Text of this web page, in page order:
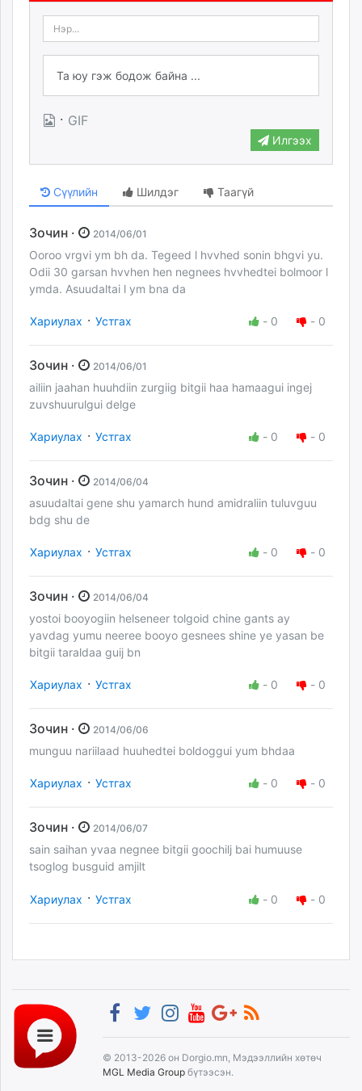
· GIF
Илгээх
Сүүлийн Шилдэг Таагүй
Зочин · 2014/06/01
Ooroo vrgvi ym bh da. Tegeed l hvvhed sonin bhgvi yu.
Odii 30 garsan hvvhen hen negnees hvvhedtei bolmoor l
ymda. Asuudaltai l ym bna da
Хариулах · Устгах - 0 - 0
Зочин · 2014/06/01
ailiin jaahan huuhdiin zurgiig bitgii haa hamaagui ingej
zuvshuurulgui delge
Хариулах · Устгах - 0 - 0
Зочин · 2014/06/04
asuudaltai gene shu yamarch hund amidraliin tuluvguu
bdg shu de
Хариулах · Устгах - 0 - 0
Зочин · 2014/06/04
yostoi booyogiin helseneer tolgoid chine gants ay
yavdag yumu neeree booyo gesnees shine ye yasan be
bitgii taraldaa guij bn
Хариулах · Устгах - 0 - 0
Зочин · 2014/06/06
munguu nariilaad huuhedtei boldoggui yum bhdaa
Хариулах · Устгах - 0 - 0
Зочин · 2014/06/07
sain saihan yvaa negnee bitgii goochilj bai humuuse
tsoglog busguid amjilt
Хариулах · Устгах - 0 - 0
© 2013-2026 он Dorgio.mn, Мэдээллийн хөтөч
MGL Media Group бүтээсэн.